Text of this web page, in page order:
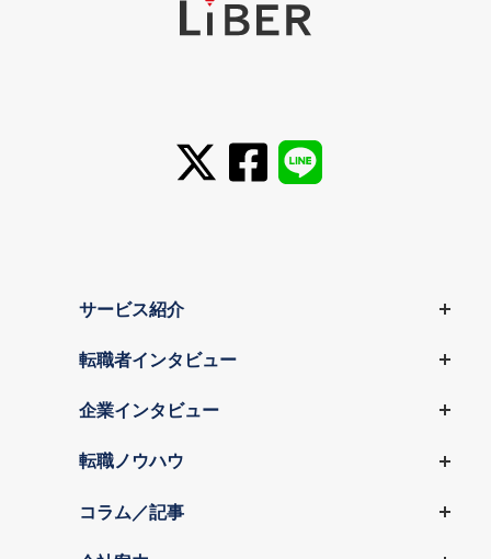
サービス紹介
転職者インタビュー
企業インタビュー
転職ノウハウ
コラム／記事